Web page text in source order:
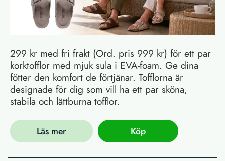
299 kr med fri frakt (Ord. pris 999 kr) för ett par
korktofflor med mjuk sula i EVA-foam. Ge dina
fötter den komfort de förtjänar. Tofflorna är
designade för dig som vill ha ett par sköna,
stabila och lättburna tofflor.
Läs mer Köp